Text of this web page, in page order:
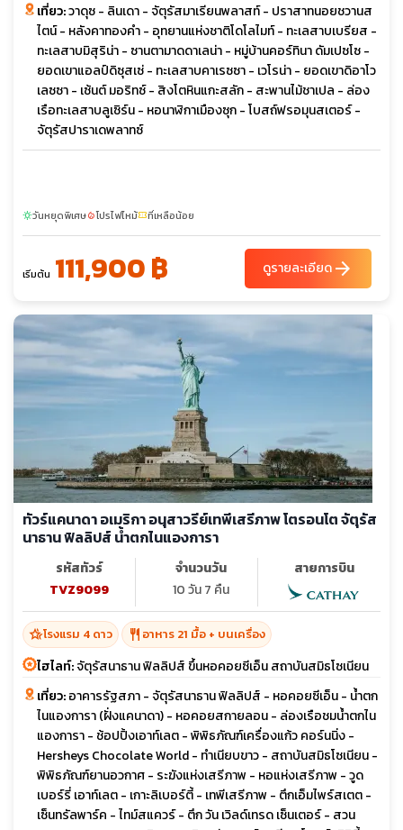
เที่ยว:วาดุซ - ลินเดา - จัตุรัสมาเรียนพลาสท์ - ปราสาทนอยชวานส
ไตน์ - หลังคาทองคำ - อุทยานแห่งชาติโดโลไมท์ - ทะเลสาบเบรียส -
ทะเลสาบมิสุริน่า - ซานตามาดดาเลน่า - หมู่บ้านคอร์ทินา ดัมเปซโซ -
ยอดเขาแอลป์ดิซุสเซ่ - ทะเลสาบคาเรซซา - เวโรน่า - ยอดเขาดิอาโว
เลซซา - เซ้นต์ มอริทซ์ - สิงโตหินแกะสลัก - สะพานไม้ชาเปล - ล่อง
เรือทะเลสาบลูเซิร์น - หอนาฬิกาเมืองซุก - โบสถ์ฟรอมุนสเตอร์ -
จัตุรัสปาราเดพลาทซ์
sunnyวันหยุดพิเศษlocal_fire_departmentโปรไฟไหม้confirmation_numberที่เหลือน้อย
เริ่มต้น 111,900 ฿ ดูรายละเอียดarrow_forward
ทัวร์แคนาดา อเมริกา อนุสาวรีย์เทพีเสรีภาพ โตรอนโต จัตุรัส
นาธาน ฟิลลิปส์ น้ำตกไนแองการา
รหัสทัวร์
TVZ9099
จำนวนวัน
10 วัน 7 คืน
สายการบิน
hotel_classโรงแรม 4 ดาว restaurant อาหาร 21 มื้อ + บนเครื่อง
ไฮไลท์:จัตุรัสนาธาน ฟิลลิปส์ ขึ้นหอคอยซีเอ็น สถาบันสมิธโซเนียน
เที่ยว:อาคารรัฐสภา - จัตุรัสนาธาน ฟิลลิปส์ - หอคอยซีเอ็น - น้ำตก
ไนแองการา (ฝั่งแคนาดา) - หอคอยสกายลอน - ล่องเรือชมน้ำตกไน
แองการา - ช้อปปิ้งเอาท์เลต - พิพิธภัณฑ์เครื่องแก้ว คอร์นนิ่ง -
Hersheys Chocolate World - ทำเนียบขาว - สถาบันสมิธโซเนียน -
พิพิธภัณฑ์ยานอวกาศ - ระฆังแห่งเสรีภาพ - หอแห่งเสรีภาพ - วูด
เบอร์รี่ เอาท์เลต - เกาะลิเบอร์ตี้ - เทพีเสรีภาพ - ตึกเอ็มไพร์สเตต -
เซ็นทรัลพาร์ค - ไทม์สแควร์ - ตึก วัน เวิลด์เทรด เซ็นเตอร์ - สวน